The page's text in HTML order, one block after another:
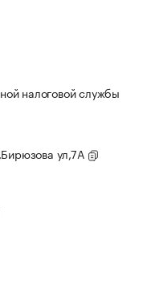
налоговой службы
ул,7А